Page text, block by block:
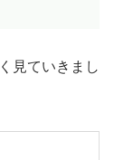
見ていきまし